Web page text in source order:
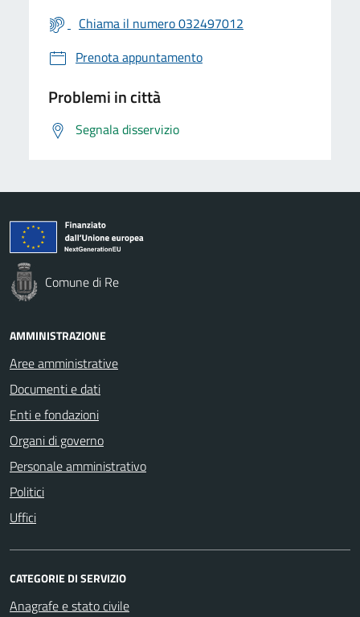
Chiama il numero 032497012
Prenota appuntamento
Problemi in città
Segnala disservizio
Comune di Re
AMMINISTRAZIONE
Aree amministrative
Documenti e dati
Enti e fondazioni
Organi di governo
Personale amministrativo
Politici
Uffici
CATEGORIE DI SERVIZIO
Anagrafe e stato civile